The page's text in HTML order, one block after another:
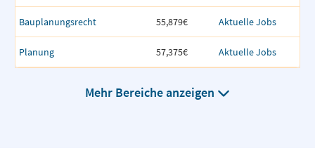
Bauplanungsrecht 55,879€ Aktuelle Jobs
Planung 57,375€ Aktuelle Jobs
Mehr Bereiche anzeigen